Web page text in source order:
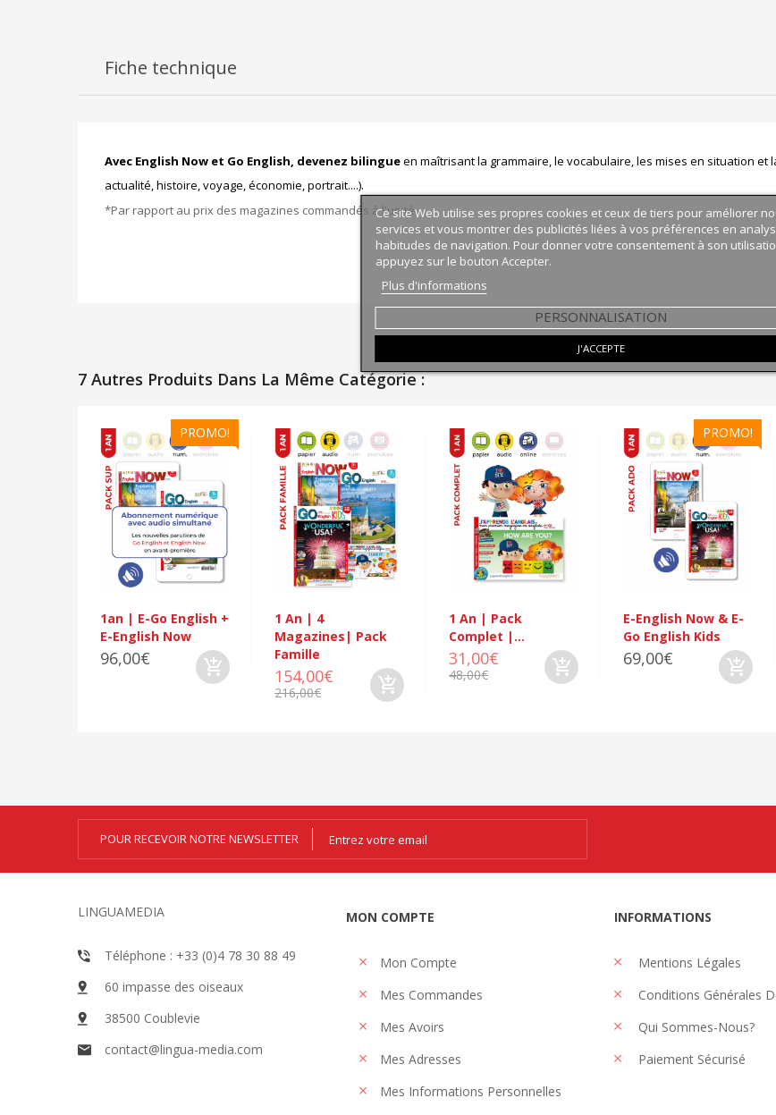
Fiche technique
Avec English Now et Go English, devenez bilingueen maîtrisant la grammaire, le vocabulaire, les mises en situation
actualité, histoire, voyage, économie, portrait....).
*Par rapport au prix des magazines commandés à l'unité
7 Autres Produits Dans La Même Catégorie :
1an | E-Go English +
E-English Now
96,00€
PROMO!
1 An | 4
Magazines| Pack
Famille
154,00€
216,00€
1 An | Pack
Complet |...
31,00€
48,00€
E-English Now & E-
Go English Kids
69,00€
PROMO!
Ce site Web utilise ses propres cookies et ceux de tiers pour améliorer
services et vous montrer des publicités liées à vos préférences en
habitudes de navigation. Pour donner votre consentement à son
appuyez sur le bouton Accepter.
Plus d'informations
PERSONNALISATION
J'ACCEPTE
POUR RECEVOIR NOTRE NEWSLETTER
LINGUAMEDIA
Téléphone : +33 (0)4 78 30 88 49
60 impasse des oiseaux
38500 Coublevie
contact@lingua-media.com
MON COMPTE
Mon Compte
Mes Commandes
Mes Avoirs
Mes Adresses
Mes Informations Personnelles
INFORMATIONS
Mentions Légales
Conditions Générales
Qui Sommes-Nous?
Paiement Sécurisé